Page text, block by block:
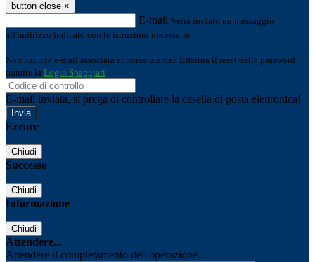
button close ×
E-mail Verrà inviato un messaggio
all'indirizzo indicato con le istruzioni necessarie.
Non hai una e-mail associata al nome utente? Effettua il reset della password
tramite la Login Spaggiari
E-mail inviata, si prega di controllare la casella di posta elettronica!
Errore
Chiudi
Successo
Chiudi
Informazione
Chiudi
Attendere...
Attendere il completamento dell'operazione...